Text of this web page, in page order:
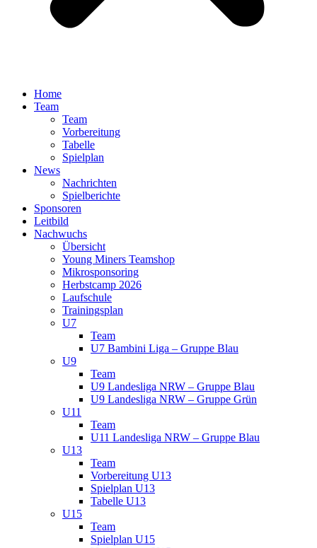
Home
Team
Team
Vorbereitung
Tabelle
Spielplan
News
Nachrichten
Spielberichte
Sponsoren
Leitbild
Nachwuchs
Übersicht
Young Miners Teamshop
Mikrosponsoring
Herbstcamp 2026
Laufschule
Trainingsplan
U7
Team
U7 Bambini Liga – Gruppe Blau
U9
Team
U9 Landesliga NRW – Gruppe Blau
U9 Landesliga NRW – Gruppe Grün
U11
Team
U11 Landesliga NRW – Gruppe Blau
U13
Team
Vorbereitung U13
Spielplan U13
Tabelle U13
U15
Team
Spielplan U15